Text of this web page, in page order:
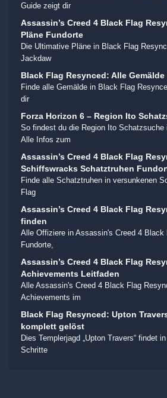
Guide zeigt dir
Assassin’s Creed 4 Black Flag
Pläne Fundorte
Die Ultimative Pläne in Black Flag
Jackdaw
Black Flag Resynced: Alle
Finde alle Gemälde in Black Flag
dir
Forza Horizon 6 – Region Ito
So findest du die Region Ito Schatzsuche
Alle Infos zum
Assassin’s Creed 4 Black Flag
Schiffswracks Schatztruhen
Finde alle Schatztruhen in versunkenen
Flag
Assassin’s Creed 4 Black Flag
finden
Alle Offiziere in Assassin's Creed 4 Black
Fundorte,
Assassin’s Creed 4 Black Flag
Achievements Leitfaden
Alle Assassin's Creed 4 Black Flag
Achievements im
Black Flag Resynced: Upton
komplett gelöst
Dies Templerjagd „Upton Travers“ findet
Schritte